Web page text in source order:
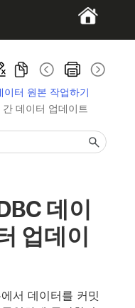
이터 원본 작업하기
데이터 업데이트
데이
업데이
서 데이터를 커밋